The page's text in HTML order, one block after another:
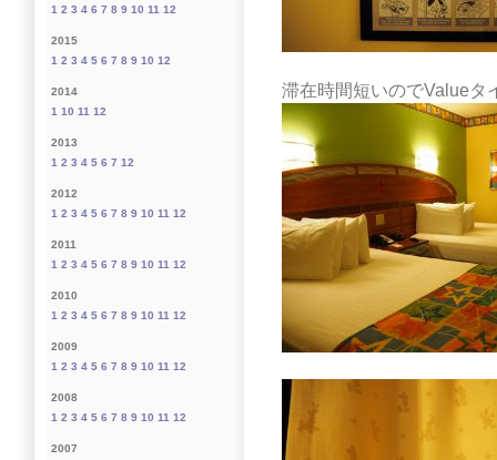
滞在時間短いのでValueタ
1 2 3 4 6 7 8 9 10 11 12
2015
1 2 3 4 5 6 7 8 9 10 12
2014
1 10 11 12
2013
1 2 3 4 5 6 7 12
2012
1 2 3 4 5 6 7 8 9 10 11 12
2011
1 2 3 4 5 6 7 8 9 10 11 12
2010
1 2 3 4 5 6 7 8 9 10 11 12
2009
1 2 3 4 5 6 7 8 9 10 11 12
2008
1 2 3 4 5 6 7 8 9 10 11 12
2007